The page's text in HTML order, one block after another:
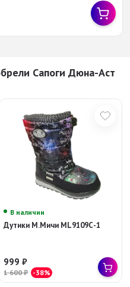
Сапоги Дюна-Аст
В наличии
Дутики М.Мичи ML9109С-1
999₽
1 600₽ -38%